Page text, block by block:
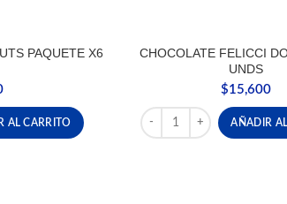
PAQUETE X6
PAQUETE X6 UND cantidad
AL CARRITO
CHOCOLATE FELICCI
UNDS
$15,600
CHOCOLATE FELICCI
AÑADIR